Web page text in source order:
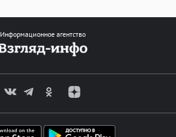
Информационное агентство